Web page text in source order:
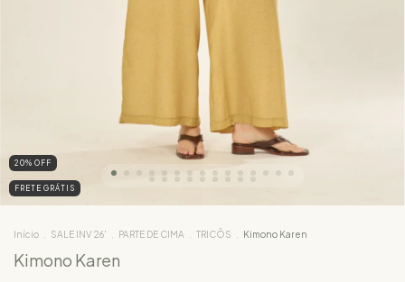
20% OFF
FRETE GRÁTIS
Início SALE INV 26' PARTE DE CIMA TRICÔS Kimono Karen
Kimono Karen